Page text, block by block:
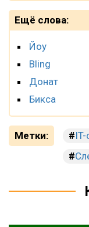
Ещё слова:
Йоу
Bling
Донат
Бикса
Метки:
IT-